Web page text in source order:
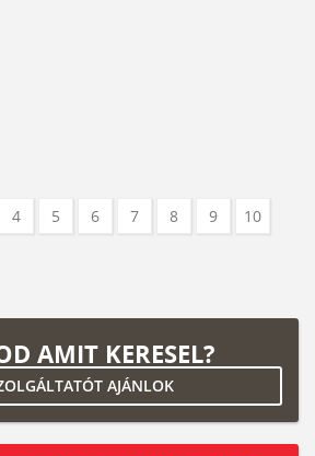
4 5 6 7 8 9
10
AMIT KERESEL?
AJÁNLOK